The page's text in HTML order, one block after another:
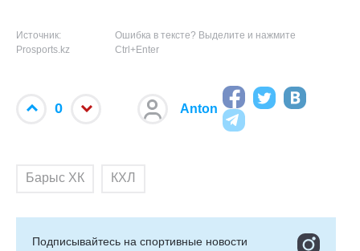
Источник:
Prosports.kz
Ошибка в тексте? Выделите и нажмите
Ctrl+Enter
0 Anton
Барыс ХК КХЛ
Подписывайтесь на cпортивные новости